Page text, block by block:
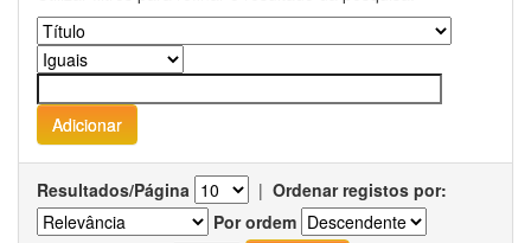
Resultados/Página | Ordenar registos por:
Por ordem